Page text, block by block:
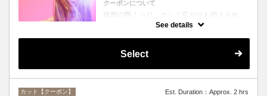
クーポンについて
抜群の艶！ハリ、コシ！広がりも抑えられ
る！どんなに傷んだ髪も、鮮やかなハイトー
See details
Select
カット【クーポン】 Est. Duration：Approx. 2 hrs